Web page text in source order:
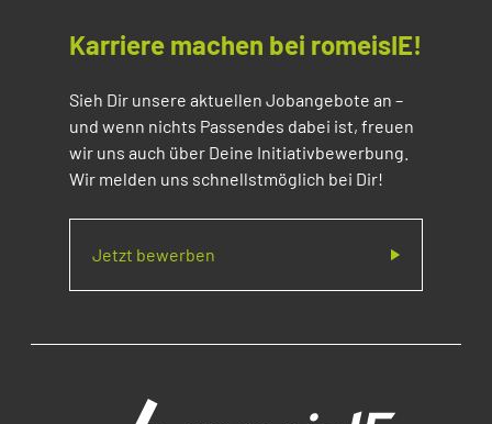
Karriere machen bei romeisIE!
Sieh Dir unsere aktuellen Jobangebote an –
und wenn nichts Passendes dabei ist, freuen
wir uns auch über Deine Initiativbewerbung.
Wir melden uns schnellstmöglich bei Dir!
Jetzt bewerben